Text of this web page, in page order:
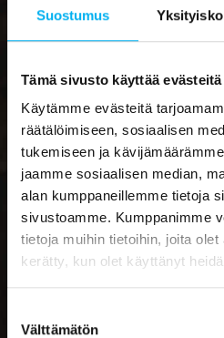
Suostumus
Tämä sivusto käyttää evästeitä
Käytämme evästeitä
räätälöimiseen, sosiaalisen
tukemiseen ja
jaamme sosiaalisen median,
alan kumppaneillemme tietoja
sivustoamme. Kumppanimme
tietoja muihin tietoihin, joita
kerätty, kun olet käyttänyt
valinta
Välttämätön